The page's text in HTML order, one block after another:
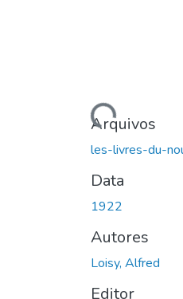
Carregando...
Arquivos
les-livres-du-
Data
1922
Autores
Loisy, Alfred
Editor